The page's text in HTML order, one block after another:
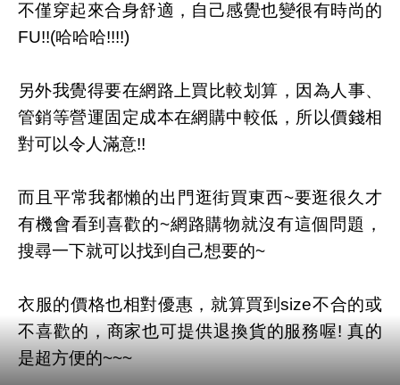
不僅穿起來合身舒適，自己感覺也變很有時尚的
FU!!(哈哈哈!!!!)
另外我覺得要在網路上買比較划算，因為人事、
管銷等營運固定成本在網購中較低，所以價錢相
對可以令人滿意!!
而且平常我都懶的出門逛街買東西~要逛很久才
有機會看到喜歡的~網路購物就沒有這個問題，
搜尋一下就可以找到自己想要的~
衣服的價格也相對優惠，就算買到size不合的或
不喜歡的，商家也可提供退換貨的服務喔! 真的
是超方便的~~~